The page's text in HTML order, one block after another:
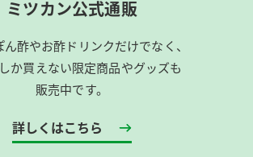
ミツカン公式通販
酢やお酢ドリンクだけでなく、
か買えない限定商品やグッズも
販売中です。
詳しくはこちら